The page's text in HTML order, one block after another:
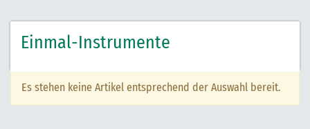
Einmal-Instrumente
Es stehen keine Artikel entsprechend der Auswahl bereit.